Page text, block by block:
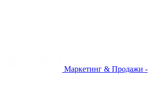
Маркетинг & Продажи -